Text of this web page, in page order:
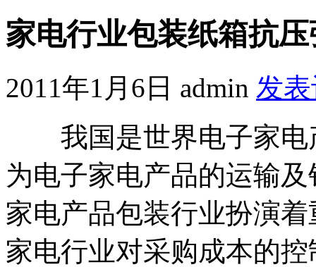
家电行业包装纸箱抗
2011年1月6日 admin 发
我国是世界电子家电
为电子家电产品的运输
家电产品包装行业扮演
家电行业对采购成本的